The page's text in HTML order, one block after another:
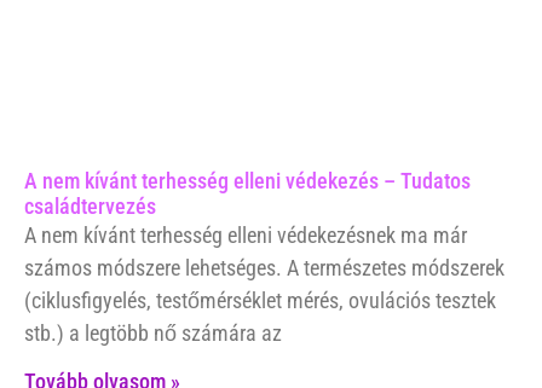
A nem kívánt terhesség elleni védekezés – Tudatos
családtervezés
A nem kívánt terhesség elleni védekezésnek ma már
számos módszere lehetséges. A természetes módszerek
(ciklusfigyelés, testőmérséklet mérés, ovulációs tesztek
stb.) a legtöbb nő számára az
Tovább olvasom »